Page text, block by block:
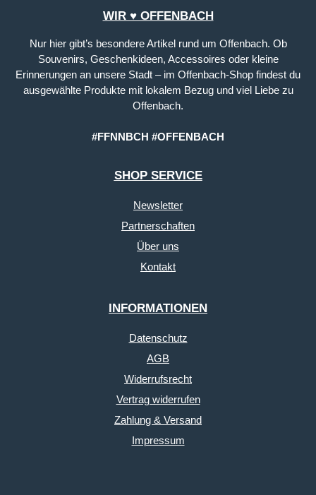
WIR ♥ OFFENBACH
Nur hier gibt’s besondere Artikel rund um Offenbach. Ob
Souvenirs, Geschenkideen, Accessoires oder kleine
Erinnerungen an unsere Stadt – im Offenbach-Shop findest du
ausgewählte Produkte mit lokalem Bezug und viel Liebe zu
Offenbach.
#FFNNBCH #OFFENBACH
SHOP SERVICE
Newsletter
Partnerschaften
Über uns
Kontakt
INFORMATIONEN
Datenschutz
AGB
Widerrufsrecht
Vertrag widerrufen
Zahlung & Versand
Impressum